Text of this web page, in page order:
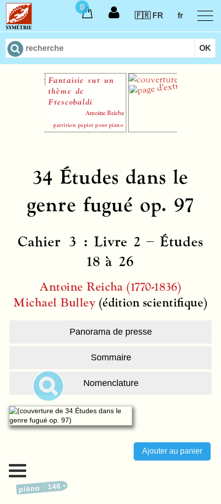
0
🇫🇷 FR
fr
Fantaisie sur un
thème de
Frescobaldi
Antoine Reicha
partition papier pour piano
Sonate en si
majeur op. 46,
34 Études dans le
genre fugué op. 97
Cahier 3 : Livre 2 – Études
18 à 26
Antoine Reicha (1770-1836)
Michael Bulley (édition scientifique)
Panorama de presse
Sommaire
Nomenclature
piano 146